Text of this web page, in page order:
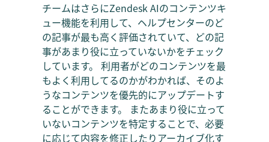
チームはさらにZendesk AIのコンテンツキ
ュー機能を利用して、ヘルプセンターのど
の記事が最も高く評価されていて、どの記
事があまり役に立っていないかをチェック
しています。 利用者がどのコンテンツを最
もよく利用してるのかがわかれば、そのよ
うなコンテンツを優先的にアップデートす
ることができます。 またあまり役に立って
いないコンテンツを特定することで、必要
に応じて内容を修正したりアーカイブ化す